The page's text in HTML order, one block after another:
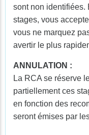
sont non identifiées.
stages, vous
vous ne marquez
avertir le plus
ANNULATION :
La RCA se réserve
partiellement ces
en fonction des
seront émises par